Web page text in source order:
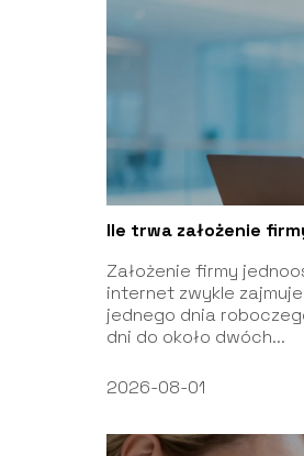
Ile trwa założenie
Założenie firmy
internet zwykle
jednego dnia
dni do około dwóch...
2026-08-01